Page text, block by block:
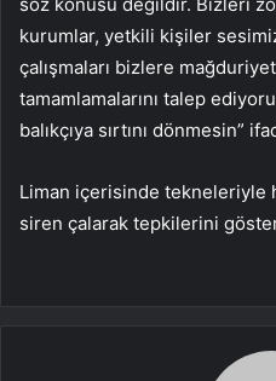
kurumlar, yetkili kişiler
çalışmaları bizlere
tamamlamalarını talep
balıkçıya sırtını dönmesin”
Liman içerisinde tekneleriyle
siren çalarak tepkilerini